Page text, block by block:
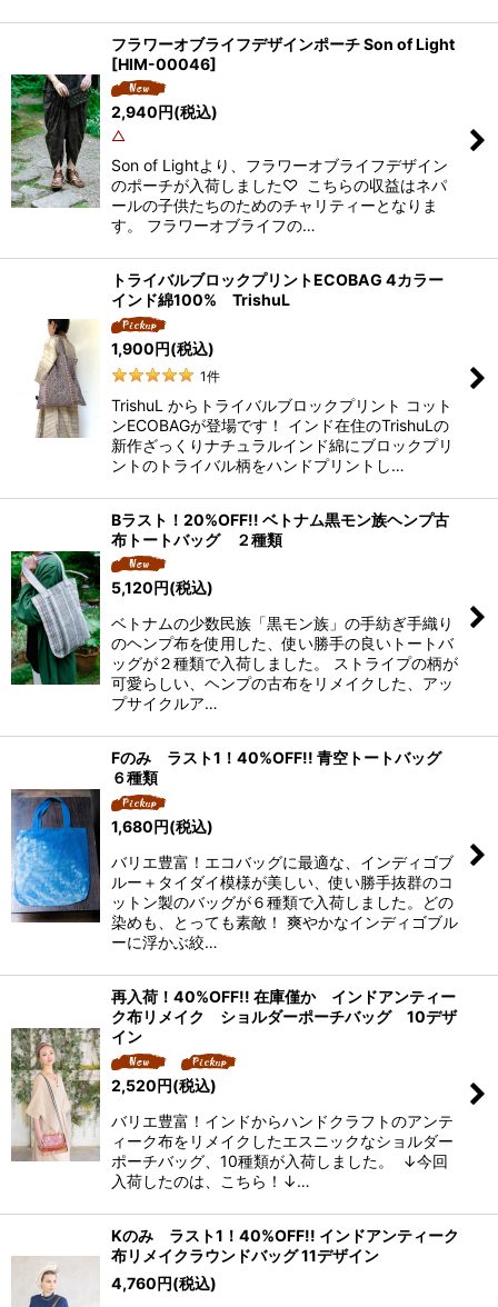
フラワーオブライフデザインポーチ Son of Light
[HIM-00046]
2,940円(税込)
△
Son of Lightより、フラワーオブライフデザイン
のポーチが入荷しました♡ こちらの収益はネパ
ールの子供たちのためのチャリティーとなりま
す。 フラワーオブライフの…
トライバルブロックプリントECOBAG 4カラー
インド綿100% TrishuL
1,900円(税込)
1件
TrishuL からトライバルブロックプリント コット
ンECOBAGが登場です！ インド在住のTrishuLの
新作ざっくりナチュラルインド綿にブロックプリ
ントのトライバル柄をハンドプリントし…
Bラスト！20%OFF!! ベトナム黒モン族ヘンプ古
布トートバッグ ２種類
5,120円(税込)
ベトナムの少数民族「黒モン族」の手紡ぎ手織り
のヘンプ布を使用した、使い勝手の良いトートバ
ッグが２種類で入荷しました。 ストライプの柄が
可愛らしい、ヘンプの古布をリメイクした、アッ
プサイクルア…
Fのみ ラスト1！40%OFF!! 青空トートバッグ
６種類
1,680円(税込)
バリエ豊富！エコバッグに最適な、インディゴブ
ルー＋タイダイ模様が美しい、使い勝手抜群のコ
ットン製のバッグが６種類で入荷しました。どの
染めも、とっても素敵！ 爽やかなインディゴブル
ーに浮かぶ絞…
再入荷！40%OFF!! 在庫僅か インドアンティー
ク布リメイク ショルダーポーチバッグ 10デザ
イン
2,520円(税込)
バリエ豊富！インドからハンドクラフトのアンテ
ィーク布をリメイクしたエスニックなショルダー
ポーチバッグ、10種類が入荷しました。 ↓今回
入荷したのは、こちら！↓…
Kのみ ラスト1！40%OFF!! インドアンティーク
布リメイクラウンドバッグ 11デザイン
4,760円(税込)